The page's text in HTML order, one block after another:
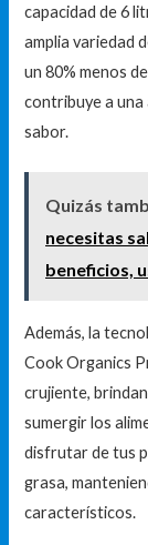
capacidad de 6
amplia variedad
un 80% menos
contribuye a una
sabor.
Quizás
necesitas
beneficios,
Además, la
Cook Organics
crujiente,
sumergir los
disfrutar de tus
grasa,
característicos.